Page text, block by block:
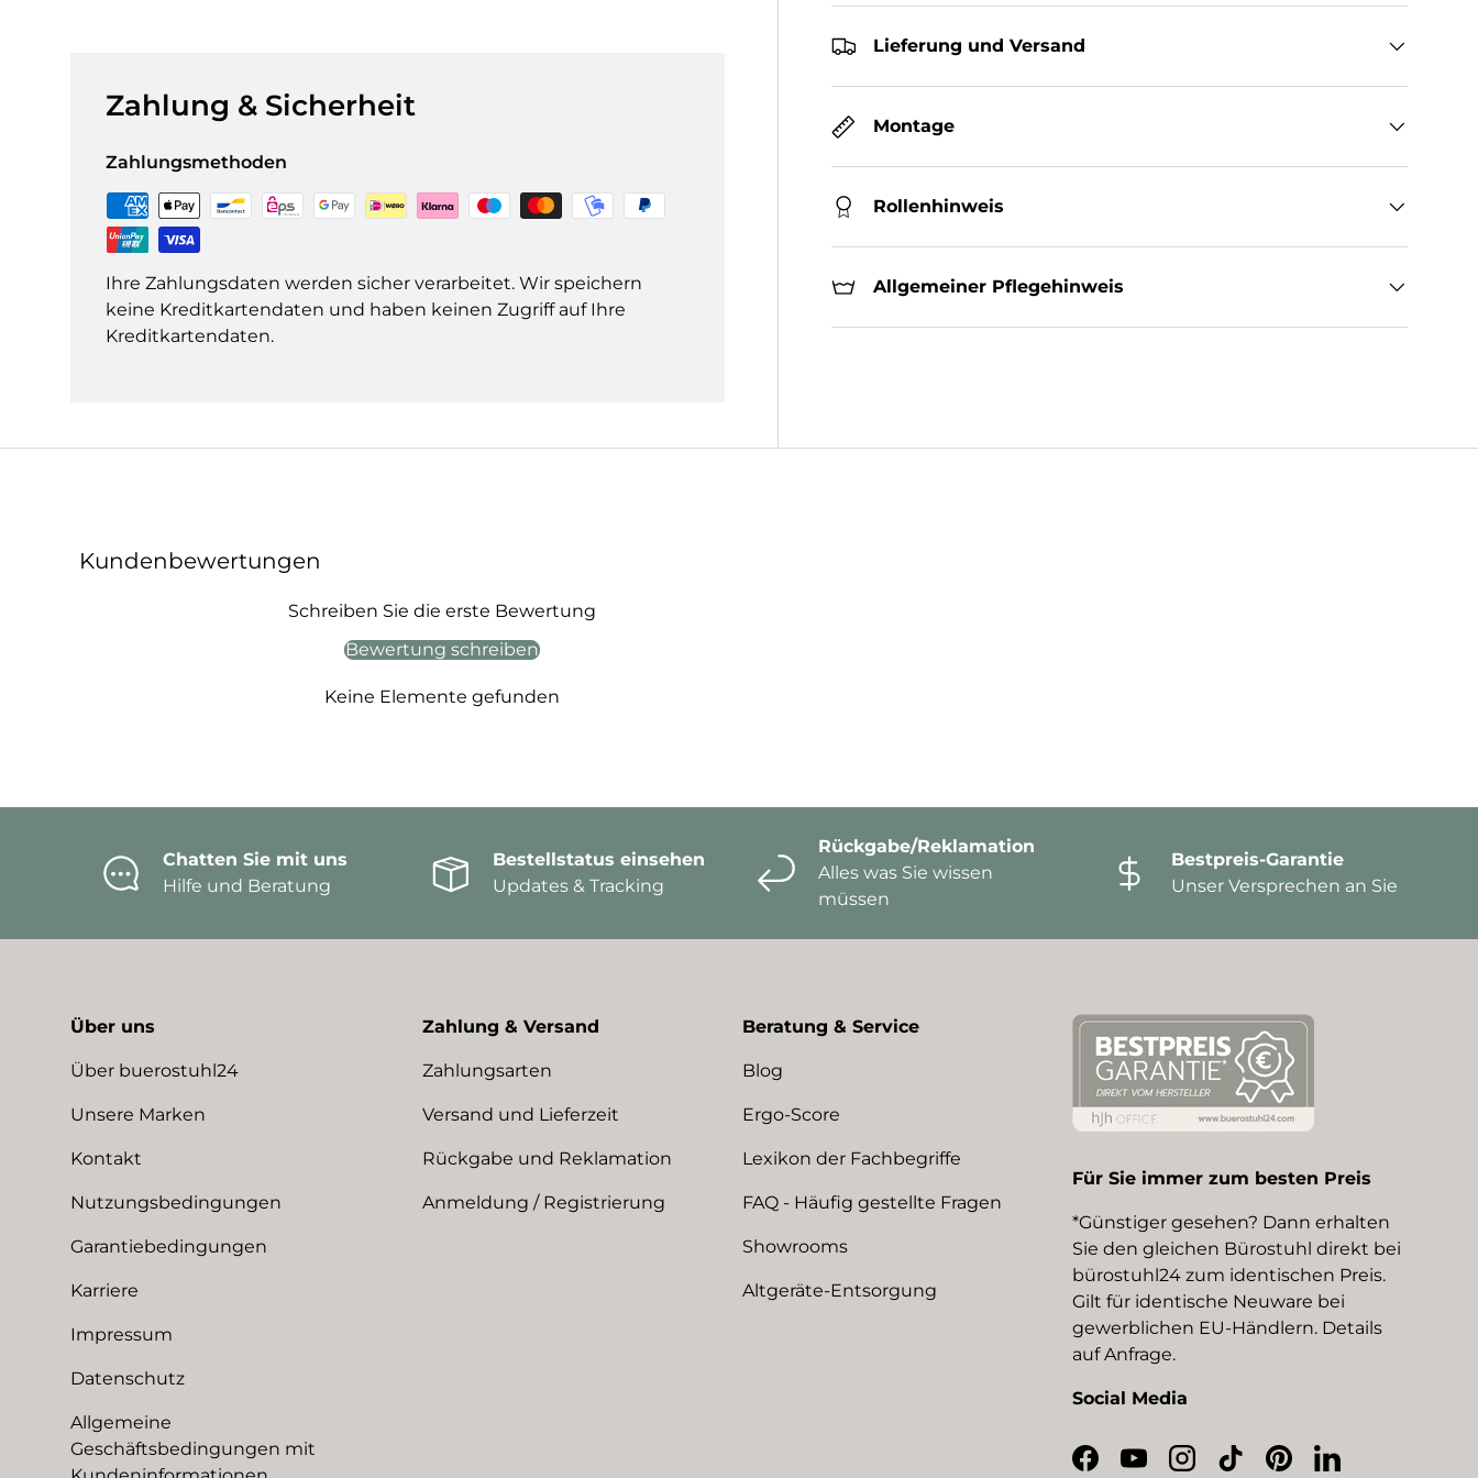
Lieferung und Versand
Montage
Rollenhinweis
Allgemeiner Pflegehinweis
Zahlung & Sicherheit
Zahlungsmethoden
Ihre Zahlungsdaten werden sicher verarbeitet. Wir speichern
keine Kreditkartendaten und haben keinen Zugriff auf Ihre
Kreditkartendaten.
Kundenbewertungen
Schreiben Sie die erste Bewertung
Bewertung schreiben
Keine Elemente gefunden
Chatten Sie mit uns
Hilfe und Beratung
Bestellstatus einsehen
Updates & Tracking
Rückgabe/Reklamation
Alles was Sie wissen
müssen
Bestpreis-Garantie
Unser Versprechen an Sie
Über uns
Über buerostuhl24
Unsere Marken
Kontakt
Nutzungsbedingungen
Garantiebedingungen
Karriere
Impressum
Datenschutz
Allgemeine
Geschäftsbedingungen mit
Zahlung & Versand
Zahlungsarten
Versand und Lieferzeit
Rückgabe und Reklamation
Anmeldung / Registrierung
Beratung & Service
Blog
Ergo-Score
Lexikon der Fachbegriffe
FAQ - Häufig gestellte Fragen
Showrooms
Altgeräte-Entsorgung
Für Sie immer zum besten Preis
*Günstiger gesehen? Dann erhalten
Sie den gleichen Bürostuhl direkt bei
bürostuhl24 zum identischen Preis.
Gilt für identische Neuware bei
gewerblichen EU-Händlern. Details
auf Anfrage.
Social Media
Facebook
YouTubeInstagram
TikTokPinterestLinkedIn